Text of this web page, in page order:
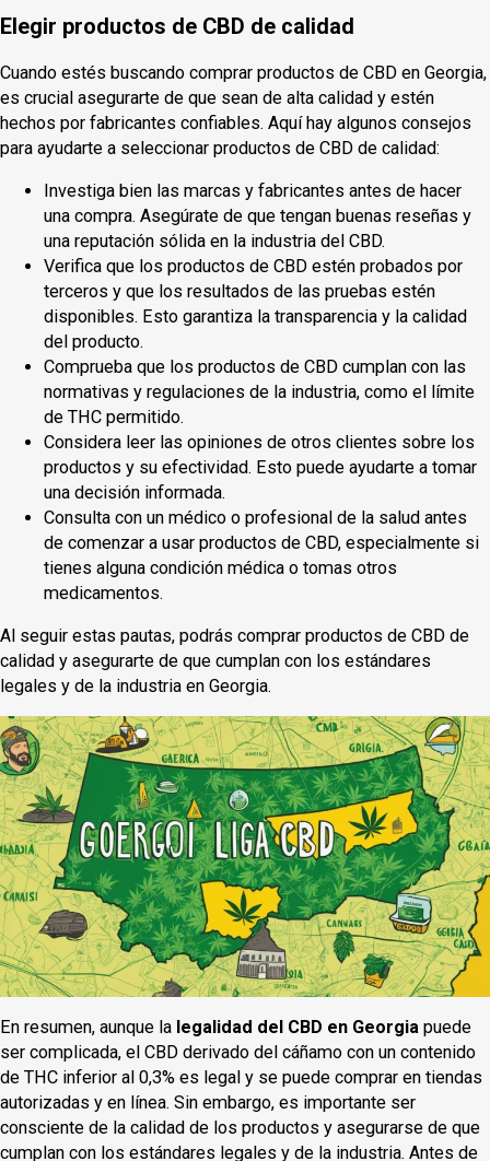
Elegir productos de CBD de calidad
Cuando estés buscando comprar productos de CBD en Georgia,
es crucial asegurarte de que sean de alta calidad y estén
hechos por fabricantes confiables. Aquí hay algunos consejos
para ayudarte a seleccionar productos de CBD de calidad:
Investiga bien las marcas y fabricantes antes de hacer
una compra. Asegúrate de que tengan buenas reseñas y
una reputación sólida en la industria del CBD.
Verifica que los productos de CBD estén probados por
terceros y que los resultados de las pruebas estén
disponibles. Esto garantiza la transparencia y la calidad
del producto.
Comprueba que los productos de CBD cumplan con las
normativas y regulaciones de la industria, como el límite
de THC permitido.
Considera leer las opiniones de otros clientes sobre los
productos y su efectividad. Esto puede ayudarte a tomar
una decisión informada.
Consulta con un médico o profesional de la salud antes
de comenzar a usar productos de CBD, especialmente si
tienes alguna condición médica o tomas otros
medicamentos.
Al seguir estas pautas, podrás comprar productos de CBD de
calidad y asegurarte de que cumplan con los estándares
legales y de la industria en Georgia.
En resumen, aunque la legalidad del CBD en Georgia puede
ser complicada, el CBD derivado del cáñamo con un contenido
de THC inferior al 0,3% es legal y se puede comprar en tiendas
autorizadas y en línea. Sin embargo, es importante ser
consciente de la calidad de los productos y asegurarse de que
cumplan con los estándares legales y de la industria. Antes de